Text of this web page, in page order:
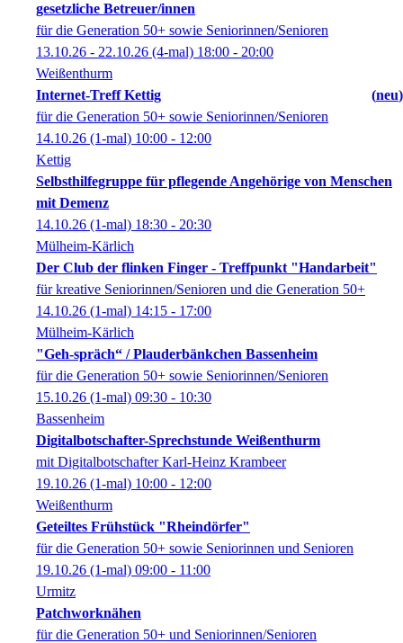
gesetzliche Betreuer/innen
für die Generation 50+ sowie Seniorinnen/Senioren
13.10.26 - 22.10.26 (4-mal) 18:00 - 20:00
Weißenthurm
Internet-Treff Kettig
neu
für die Generation 50+ sowie Seniorinnen/Senioren
14.10.26 (1-mal) 10:00 - 12:00
Kettig
Selbsthilfegruppe für pflegende Angehörige von Menschen
mit Demenz
14.10.26 (1-mal) 18:30 - 20:30
Mülheim-Kärlich
Der Club der flinken Finger - Treffpunkt "Handarbeit"
für kreative Seniorinnen/Senioren und die Generation 50+
14.10.26 (1-mal) 14:15 - 17:00
Mülheim-Kärlich
"Geh-spräch“ / Plauderbänkchen Bassenheim
für die Generation 50+ sowie Seniorinnen/Senioren
15.10.26 (1-mal) 09:30 - 10:30
Bassenheim
Digitalbotschafter-Sprechstunde Weißenthurm
mit Digitalbotschafter Karl-Heinz Krambeer
19.10.26 (1-mal) 10:00 - 12:00
Weißenthurm
Geteiltes Frühstück "Rheindörfer"
für die Generation 50+ sowie Seniorinnen und Senioren
19.10.26 (1-mal) 09:00 - 11:00
Urmitz
Patchworknähen
für die Generation 50+ und Seniorinnen/Senioren